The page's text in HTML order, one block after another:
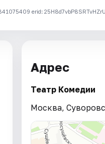
erid:
Адрес
Театр Комедии
Москва,